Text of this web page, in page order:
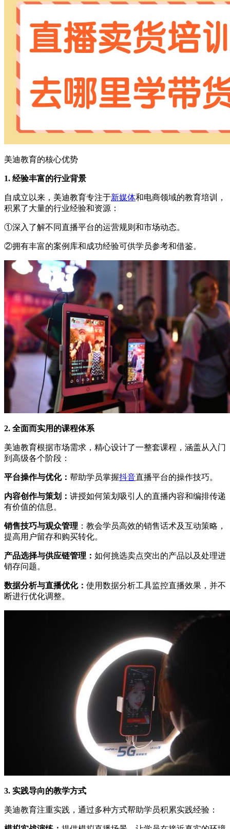
美迪教育的核心优势
1. 经验丰富的行业背景
自成立以来，美迪教育专注于新媒体和电商领域的教育培训，
积累了大量的行业经验和资源：
①深入了解不同直播平台的运营规则和市场动态。
②拥有丰富的案例库和成功经验可供学员参考和借鉴。
2. 全面而实用的课程体系
美迪教育根据市场需求，精心设计了一整套课程，涵盖从入门
到高级各个阶段：
平台操作与优化： 帮助学员掌握抖音直播平台的操作技巧。
内容创作与策划： 讲授如何策划吸引人的直播内容和编排传递
有价值的信息。
销售技巧与观众管理 ：教会学员高效的销售话术及互动策略，
提高用户留存和购买转化。
产品选择与供应链管理： 如何挑选卖点突出的产品以及处理进
销存问题。
数据分析与直播优化： 使用数据分析工具监控直播效果，并不
断进行优化调整。
3. 实践导向的教学方式
美迪教育注重实践，通过多种方式帮助学员积累实践经验：